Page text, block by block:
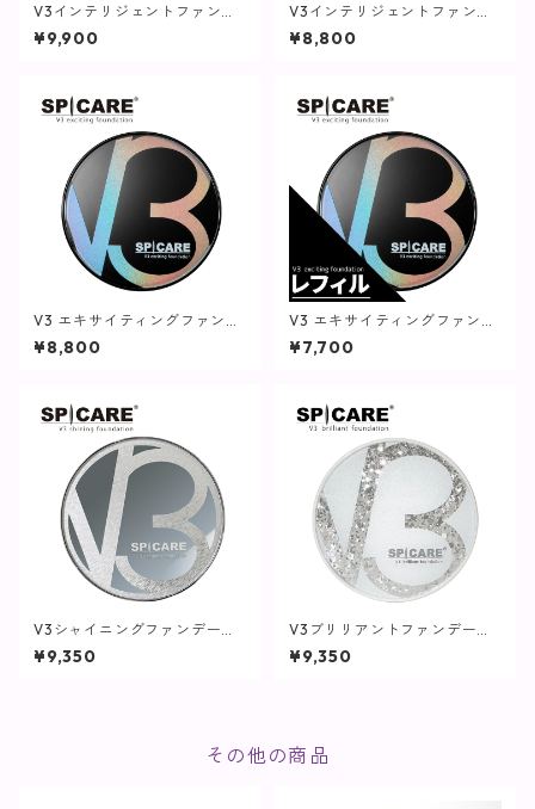
V3インテリジェントファンデ
ーション【SPICARE】
¥9,900
V3インテリジェントファンデ
ーション(レフィル)【SPICAR
E】
¥8,800
V3 エキサイティングファンデ
ーション【SPICARE】
¥8,800
V3 エキサイティングファンデ
ーション(レフィル)【SPICAR
E】
¥7,700
V3シャイニングファンデーシ
ョン【SPICARE】
¥9,350
V3ブリリアントファンデーシ
ョン【SPICARE】
¥9,350
その他の商品